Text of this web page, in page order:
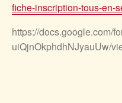
fiche-inscription-tous-en-
https://docs.google.com/
uiQjnOkphdhNJyauUw/